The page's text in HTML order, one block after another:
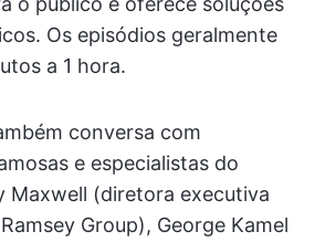
Os episódios geralmente
a 1 hora.
conversa com
e especialistas do
Maxwell (diretora executiva
Group), George Kamel